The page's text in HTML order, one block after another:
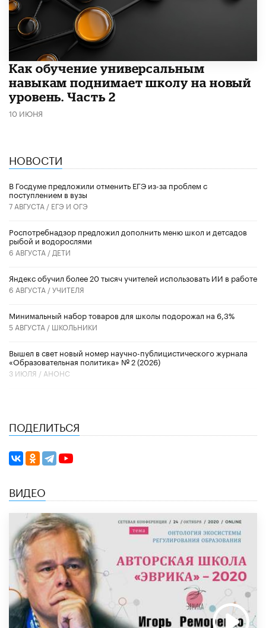
​Как обучение универсальным
навыкам поднимает школу на новый
уровень. Часть 2
10 ИЮНЯ
НОВОСТИ
В Госдуме предложили отменить ЕГЭ из-за проблем с
поступлением в вузы
7 АВГУСТА / ЕГЭ И ОГЭ
Роспотребнадзор предложил дополнить меню школ и детсадов
рыбой и водорослями
6 АВГУСТА / ДЕТИ
​Яндекс обучил более 20 тысяч учителей использовать ИИ в работе
6 АВГУСТА /УЧИТЕЛЯ
Минимальный набор товаров для школы подорожал на 6,3%
5 АВГУСТА / ШКОЛЬНИКИ
Вышел в свет новый номер научно-публицистического журнала
«Образовательная политика» № 2 (2026)
3 ИЮЛЯ / АНОНС
ПОДЕЛИТЬСЯ
ВИДЕО